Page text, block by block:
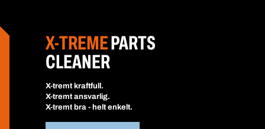
X-TREMEPARTS
CLEANER
X-tremt kraftfull.
X-tremt ansvarlig.
X-tremt bra - helt enkelt.